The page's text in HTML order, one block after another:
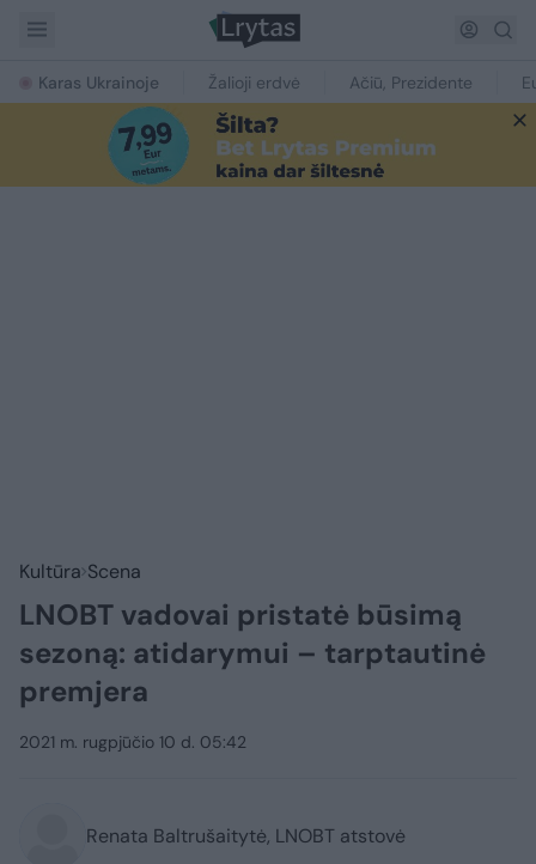
Karas Ukrainoje Žalioji erdvė Ačiū, Prezidente
Kultūra Scena
LNOBT vadovai pristatė būsimą
sezoną: atidarymui – tarptautinė
premjera
2021 m. rugpjūčio 10 d. 05:42
Renata Baltrušaitytė, LNOBT atstovė